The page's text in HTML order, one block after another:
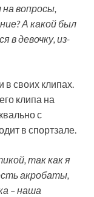
вопросы,
А какой был
в девочку, из-
в своих клипах.
клипа на
с
в спортзале.
так как я
акробаты,
– наша